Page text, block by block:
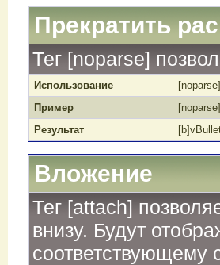
Прекратить
Тег [noparse]
Использование [noparse]
Пример
Результат
Вложение
Тег [attach]
внизу. Будут
соответствующему